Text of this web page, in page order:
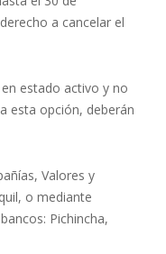
a cancelar el
estado activo y no
esta opción, deberán
Valores y
o mediante
Pichincha,